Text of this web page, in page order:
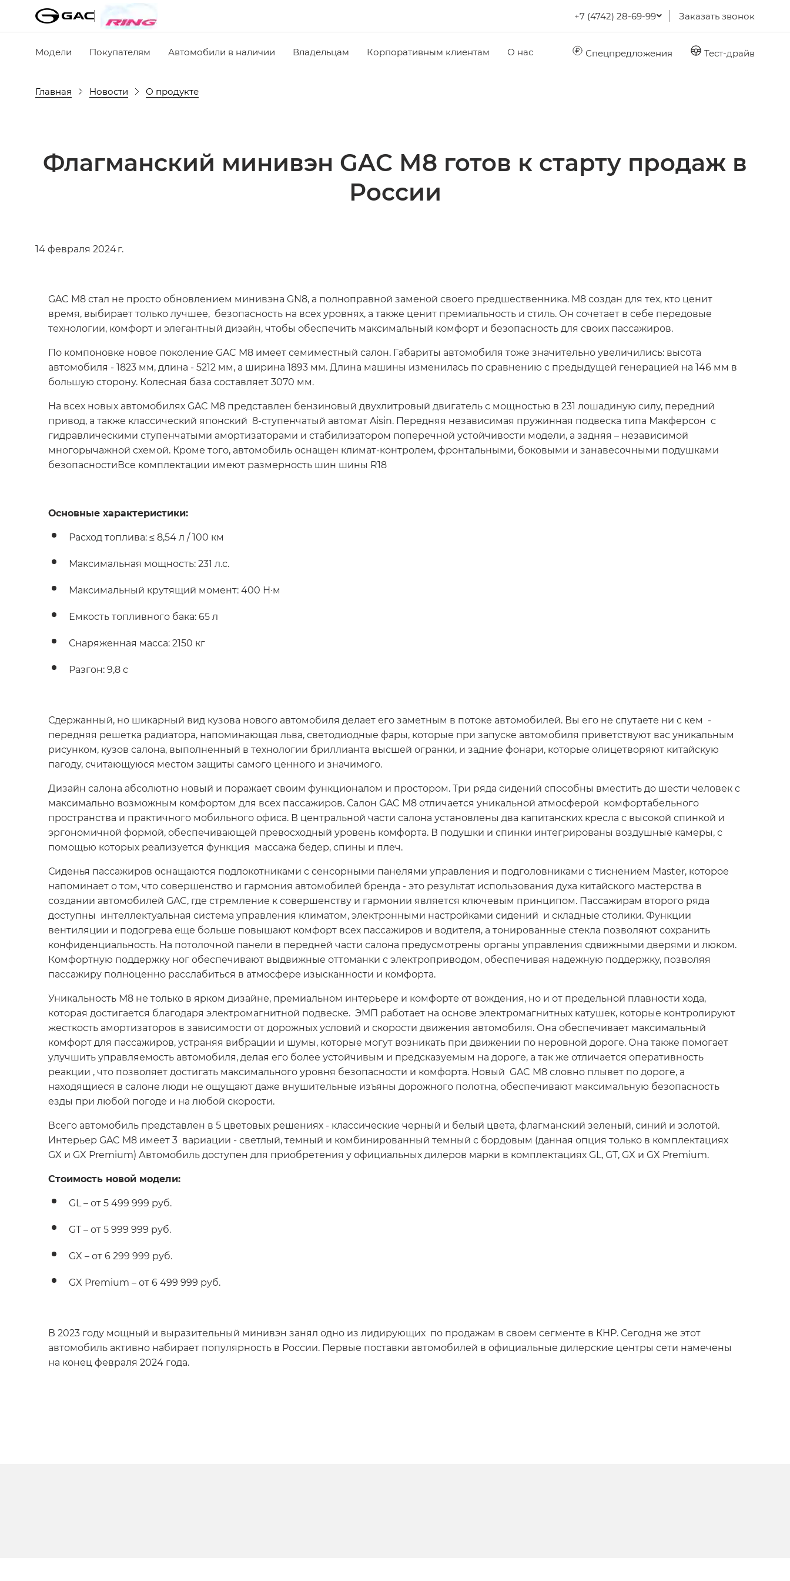
+7 (4742) 28-69-99 Заказать звонок
Модели Покупателям Автомобили в наличии Владельцам Корпоративным клиентам О нас Спецпредложения Тест-драйв
Главная Новости О продукте
Флагманский минивэн GAC М8 готов к старту продаж в
России
14 февраля 2024 г.
GAC M8 стал не просто обновлением минивэна GN8, а полноправной заменой своего предшественника. М8 создан для тех, кто ценит
время, выбирает только лучшее, безопасность на всех уровнях, а также ценит премиальность и стиль. Он сочетает в себе передовые
технологии, комфорт и элегантный дизайн, чтобы обеспечить максимальный комфорт и безопасность для своих пассажиров.
По компоновке новое поколение GAC M8 имеет семиместный салон. Габариты автомобиля тоже значительно увеличились: высота
автомобиля - 1823 мм, длина - 5212 мм, а ширина 1893 мм. Длина машины изменилась по сравнению с предыдущей генерацией на 146 мм в
большую сторону. Колесная база составляет 3070 мм.
На всех новых автомобилях GAC М8 представлен бензиновый двухлитровый двигатель с мощностью в 231 лошадиную силу, передний
привод, а также классический японский 8-ступенчатый автомат Aisin. Передняя независимая пружинная подвеска типа Макферсон с
гидравлическими ступенчатыми амортизаторами и стабилизатором поперечной устойчивости модели, а задняя – независимой
многорычажной схемой. Кроме того, автомобиль оснащен климат-контролем, фронтальными, боковыми и занавесочными подушками
безопасностиВсе комплектации имеют размерность шин шины R18
Основные характеристики:
Расход топлива: ≤ 8,54 л / 100 км
Максимальная мощность: 231 л.с.
Максимальный крутящий момент: 400 Н·м
Емкость топливного бака: 65 л
Снаряженная масса: 2150 кг
Разгон: 9,8 с
Сдержанный, но шикарный вид кузова нового автомобиля делает его заметным в потоке автомобилей. Вы его не спутаете ни с кем -
передняя решетка радиатора, напоминающая льва, светодиодные фары, которые при запуске автомобиля приветствуют вас уникальным
рисунком, кузов салона, выполненный в технологии бриллианта высшей огранки, и задние фонари, которые олицетворяют китайскую
пагоду, считающуюся местом защиты самого ценного и значимого.
Дизайн салона абсолютно новый и поражает своим функционалом и простором. Три ряда сидений способны вместить до шести человек с
максимально возможным комфортом для всех пассажиров. Салон GAC M8 отличается уникальной атмосферой комфортабельного
пространства и практичного мобильного офиса. В центральной части салона установлены два капитанских кресла с высокой спинкой и
эргономичной формой, обеспечивающей превосходный уровень комфорта. В подушки и спинки интегрированы воздушные камеры, с
помощью которых реализуется функция массажа бедер, спины и плеч.
Сиденья пассажиров оснащаются подлокотниками с сенсорными панелями управления и подголовниками с тиснением Master, которое
напоминает о том, что совершенство и гармония автомобилей бренда - это результат использования духа китайского мастерства в
создании автомобилей GAC, где стремление к совершенству и гармонии является ключевым принципом. Пассажирам второго ряда
доступны интеллектуальная система управления климатом, электронными настройками сидений и складные столики. Функции
вентиляции и подогрева еще больше повышают комфорт всех пассажиров и водителя, а тонированные стекла позволяют сохранить
конфиденциальность. На потолочной панели в передней части салона предусмотрены органы управления сдвижными дверями и люком.
Комфортную поддержку ног обеспечивают выдвижные оттоманки с электроприводом, обеспечивая надежную поддержку, позволяя
пассажиру полноценно расслабиться в атмосфере изысканности и комфорта.
Уникальность М8 не только в ярком дизайне, премиальном интерьере и комфорте от вождения, но и от предельной плавности хода,
которая достигается благодаря электромагнитной подвеске. ЭМП работает на основе электромагнитных катушек, которые контролируют
жесткость амортизаторов в зависимости от дорожных условий и скорости движения автомобиля. Она обеспечивает максимальный
комфорт для пассажиров, устраняя вибрации и шумы, которые могут возникать при движении по неровной дороге. Она также помогает
улучшить управляемость автомобиля, делая его более устойчивым и предсказуемым на дороге, а так же отличается оперативность
реакции , что позволяет достигать максимального уровня безопасности и комфорта. Новый GAC M8 словно плывет по дороге, а
находящиеся в салоне люди не ощущают даже внушительные изъяны дорожного полотна, обеспечивают максимальную безопасность
езды при любой погоде и на любой скорости.
Всего автомобиль представлен в 5 цветовых решениях - классические черный и белый цвета, флагманский зеленый, синий и золотой.
Интерьер GAC M8 имеет 3 вариации - светлый, темный и комбинированный темный с бордовым (данная опция только в комплектациях
GX и GX Premium) Автомобиль доступен для приобретения у официальных дилеров марки в комплектациях GL, GT, GX и GX Premium.
Стоимость новой модели:
GL – от 5 499 999 руб.
GT – от 5 999 999 руб.
GX – от 6 299 999 руб.
GX Premium – от 6 499 999 руб.
В 2023 году мощный и выразительный минивэн занял одно из лидирующих по продажам в своем сегменте в КНР. Сегодня же этот
автомобиль активно набирает популярность в России. Первые поставки автомобилей в официальные дилерские центры сети намечены
на конец февраля 2024 года.